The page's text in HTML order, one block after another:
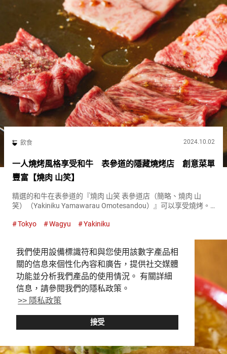
我們使用設備標識符和與您使用該數字產品相
關的信息來個性化內容和廣告，提供社交媒體
功能並分析我們產品的使用情況。 有關詳細
信息，請參閱我們的隱私政策。
>> 隱私政策
接受
飲食 2024.10.02
一人燒烤風格享受和牛 表參道的隱藏燒烤店 創意菜單
豐富【燒肉 山笑】
精選的和牛在表參道的『燒肉 山笑 表參道店（簡略、燒肉 山
笑）（Yakiniku Yamawarau Omotesandou）』可以享受燒烤。
『芽蔥鹽牛舌（Negi-Tan Shio...
Tokyo Wagyu Yakiniku